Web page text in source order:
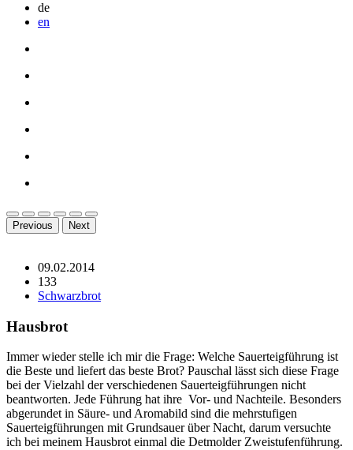
de
en
Previous Next
09.02.2014
133
Schwarzbrot
Hausbrot
Immer wieder stelle ich mir die Frage: Welche Sauerteigführung ist
die Beste und liefert das beste Brot? Pauschal lässt sich diese Frage
bei der Vielzahl der verschiedenen Sauerteigführungen nicht
beantworten. Jede Führung hat ihre Vor- und Nachteile. Besonders
abgerundet in Säure- und Aromabild sind die mehrstufigen
Sauerteigführungen mit Grundsauer über Nacht, darum versuchte
ich bei meinem Hausbrot einmal die Detmolder Zweistufenführung.